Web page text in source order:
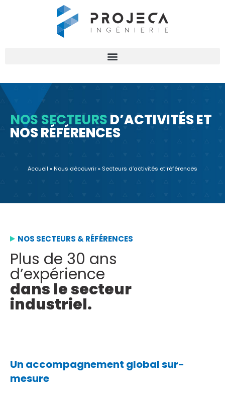
NOS SECTEURSD’ACTIVITÉS ET
NOS RÉFÉRENCES
Accueil » Nous découvrir» Secteurs d’activités et références
NOS SECTEURS & RÉFÉRENCES
Plus de 30 ans
d’expérience
dans le secteur
industriel.
Un accompagnement global sur-
mesure